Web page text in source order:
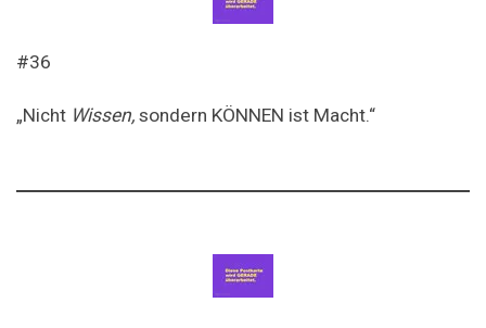
#36
„Nicht Wissen, sondern KÖNNEN ist Macht.“